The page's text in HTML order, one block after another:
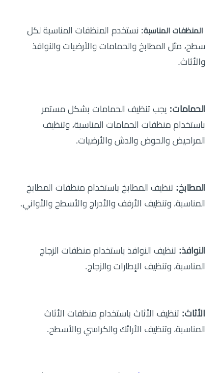
المنظفات المناسبة: نستخدم المنظفات المناسبة لكل
سطح، مثل المطابخ والحمامات والأرضيات والنوافذ
والأثاث.
الحمامات: يجب تنظيف الحمامات بشكل مستمر
باستخدام منظفات الحمامات المناسبة، وتنظيف
المراحيض والحوض والدش والأرضيات.
المطابخ: تنظيف المطابخ باستخدام منظفات المطابخ
المناسبة، وتنظيف الأرفف والأدراج والأسطح والأواني.
النوافذ: تنظيف النوافذ باستخدام منظفات الزجاج
المناسبة، وتنظيف الإطارات والزجاج.
الأثاث: تنظيف الأثاث باستخدام منظفات الأثاث
المناسبة، وتنظيف الأرائك والكراسي والأسطح.